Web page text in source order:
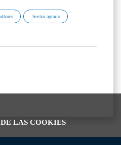
LAS COOKIES
Sector agrario